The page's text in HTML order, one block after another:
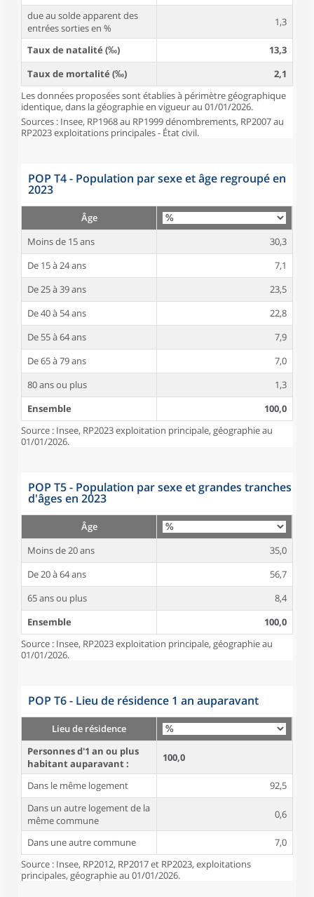
due au solde apparent des
entrées sorties en %
1,3
Taux de natalité (‰)
13,3
Taux de mortalité (‰)
2,1
Les données proposées sont établies à périmètre géographique
identique, dans la géographie en vigueur au 01/01/2026.
Sources : Insee, RP1968 au RP1999 dénombrements, RP2007 au
RP2023 exploitations principales - État civil.
POP T4 - Population par sexe et âge regroupé en
2023
Âge
Moins de 15 ans
30,3
De 15 à 24 ans
7,1
De 25 à 39 ans
23,5
De 40 à 54 ans
22,8
De 55 à 64 ans
7,9
De 65 à 79 ans
7,0
80 ans ou plus
1,3
Ensemble
100,0
Source : Insee, RP2023 exploitation principale, géographie au
01/01/2026.
POP T5 - Population par sexe et grandes tranches
d'âges en 2023
Âge
Moins de 20 ans
35,0
De 20 à 64 ans
56,7
65 ans ou plus
8,4
Ensemble
100,0
Source : Insee, RP2023 exploitation principale, géographie au
01/01/2026.
POP T6 - Lieu de résidence 1 an auparavant
Lieu de résidence
Personnes d'1 an ou plus
habitant auparavant :
100,0
Dans le même logement
92,5
Dans un autre logement de la
même commune
0,6
Dans une autre commune
7,0
Source : Insee, RP2012, RP2017 et RP2023, exploitations
principales, géographie au 01/01/2026.